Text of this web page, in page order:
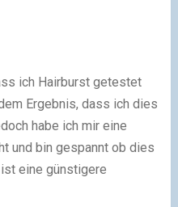
ich Hairburst getestet
Ergebnis, dass ich dies
habe ich mir eine
und bin gespannt ob dies
eine günstigere